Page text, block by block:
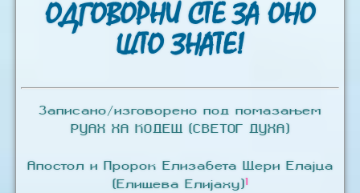
ОДГОВОРНИ СТЕ ЗА ОНО
ШТО ЗНАТЕ!
Записано/изговорено под помазањем
РУАХ ХА КОДЕШ (СВЕТОГ ДУХА)
Апостол и Пророк Елизабета Шери Елајџа
(Елишева Елијаху)1